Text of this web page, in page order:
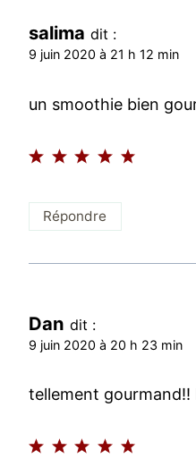
salima dit :
9 juin 2020 à 21 h 12 min
un smoothie bien
Répondre
Dan dit :
9 juin 2020 à 20 h 23 min
tellement gourmand!!